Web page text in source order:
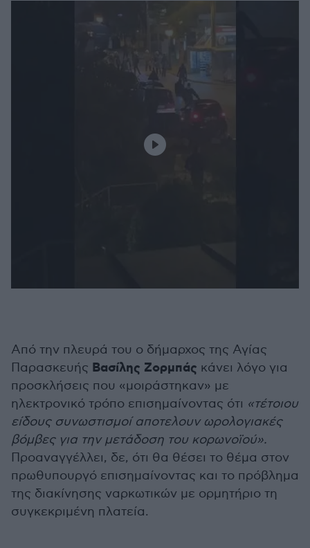
Από την πλευρά του ο δήμαρχος της Αγίας
Παρασκευής Βασίλης Ζορμπάς κάνει λόγο για
προσκλήσεις που «μοιράστηκαν» με
ηλεκτρονικό τρόπο επισημαίνοντας ότι «τέτοιου
είδους συνωστισμοί αποτελουν ωρολογιακές
βόμβες για την μετάδοση του κορωνοϊού».
Προαναγγέλλει, δε, ότι θα θέσει το θέμα στον
πρωθυπουργό επισημαίνοντας και το πρόβλημα
της διακίνησης ναρκωτικών με ορμητήριο τη
συγκεκριμένη πλατεία.